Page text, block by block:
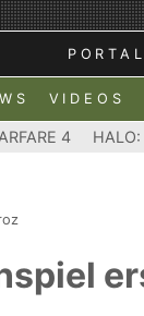
PORTAL
VIDEOS
4